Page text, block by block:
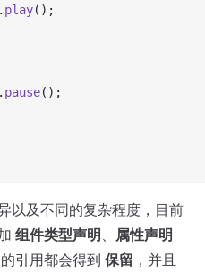
play();
pause();
以及不同的复杂程度，目前
组件类型声明 、 属性声明
引用都会得到 保留 ，并且